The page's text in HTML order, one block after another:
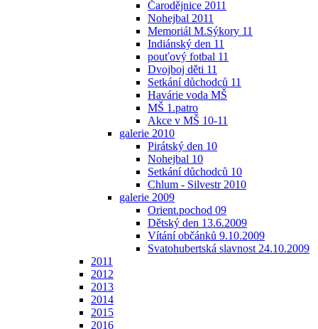
Čarodějnice 2011
Nohejbal 2011
Memoriál M.Sýkory 11
Indiánský den 11
pouťový fotbal 11
Dvojboj děti 11
Setkání důchodců 11
Havárie voda MŠ
MŠ 1.patro
Akce v MŠ 10-11
galerie 2010
Pirátský den 10
Nohejbal 10
Setkání důchodců 10
Chlum - Silvestr 2010
galerie 2009
Orient.pochod 09
Dětský den 13.6.2009
Vítání občánků 9.10.2009
Svatohubertská slavnost 24.10.2009
2011
2012
2013
2014
2015
2016